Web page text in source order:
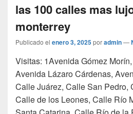
las 100 calles mas
monterrey
Publicado el enero 3, 2025poradmin—
Visitas: 1Avenida Gómez
Avenida Lázaro Cárdenas,
Calle Juárez, Calle San Pedro,
Calle de los Leones, Calle Río